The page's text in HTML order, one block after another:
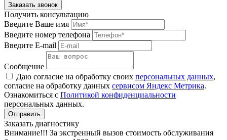
Получить консультацию
Введите Ваше имя
Введите номер телефона
Введите E-mail
Сообщение
Даю согласие на обработку своих персональных данных,
согласие на обработку данных сервисом Яндекс Метрика.
Ознакомиться с Политикой конфиденциальности
персональных данных.
Заказать диагностику
Внимание!!! За экстренный вызов стоимость обслуживания